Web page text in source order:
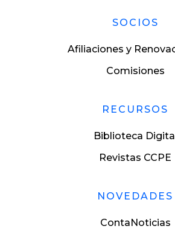
SOCIOS
Afiliaciones y
Comisiones
RECURSOS
Biblioteca
Revistas CCPE
NOVEDADES
ContaNoticias